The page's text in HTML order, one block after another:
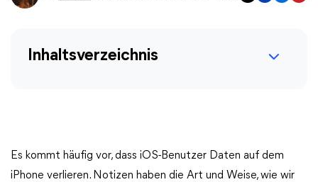
Inhaltsverzeichnis
Es kommt häufig vor, dass iOS-Benutzer Daten auf dem
iPhone verlieren. Notizen haben die Art und Weise, wie wir